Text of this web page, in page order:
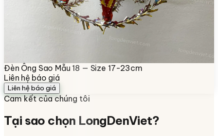
Đèn Ông Sao Mẫu 18 — Size 17-23cm
Liên hệ báo giá
Liên hệ báo giá
Cam kết của chúng tôi
Tại sao chọn LongDenViet?